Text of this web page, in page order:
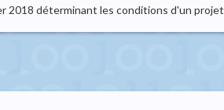
2018 déterminant les conditions d'un